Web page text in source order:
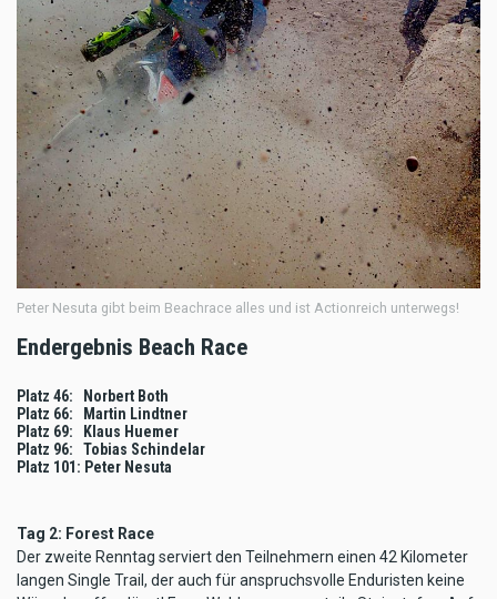
Peter Nesuta gibt beim Beachrace alles und ist Actionreich unterwegs!
Endergebnis Beach Race
Platz 46: Norbert Both
Platz 66: Martin Lindtner
Platz 69: Klaus Huemer
Platz 96: Tobias Schindelar
Platz 101: Peter Nesuta
Tag 2: Forest Race
Der zweite Renntag serviert den Teilnehmern einen 42 Kilometer
langen Single Trail, der auch für anspruchsvolle Enduristen keine